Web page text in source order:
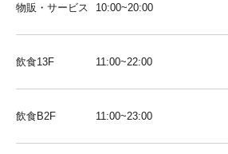
物販・サービス 10:00~20:00
飲食13F 11:00~22:00
飲食B2F 11:00~23:00